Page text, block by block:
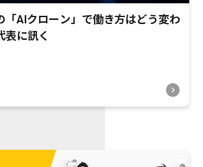
「AIクローン」で働き方はどう変わ
表に訊く